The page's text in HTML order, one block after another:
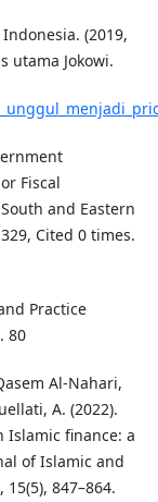
(2019,
utama Jokowi.
Fiscal
and Eastern
Cited 0 times.
Practice
80
Al-‎Nahari,
A. (2022).
Islamic finance: a
of Islamic and
847–864.